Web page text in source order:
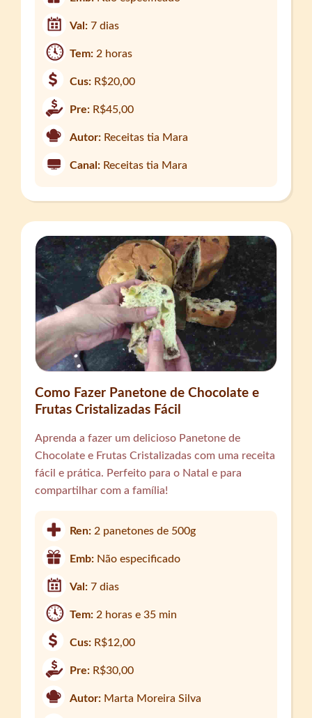
Val:7 dias
Tem: 2 horas
Cus: R$20,00
Pre: R$45,00
Autor: Receitas tia Mara
Canal: Receitas tia Mara
Como Fazer Panetone de Chocolate e
Frutas Cristalizadas Fácil
Aprenda a fazer um delicioso Panetone de
Chocolate e Frutas Cristalizadas com uma receita
fácil e prática. Perfeito para o Natal e para
compartilhar com a família!
Ren: 2 panetones de 500g
Emb: Não especificado
Val:7 dias
Tem: 2 horas e 35 min
Cus: R$12,00
Pre: R$30,00
Autor: Marta Moreira Silva